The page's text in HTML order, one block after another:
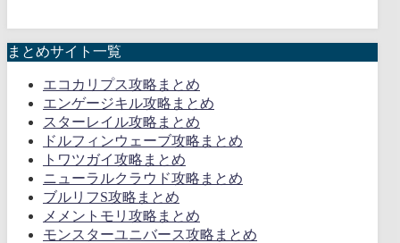
まとめサイト一覧
エコカリプス攻略まとめ
エンゲージキル攻略まとめ
スターレイル攻略まとめ
ドルフィンウェーブ攻略まとめ
トワツガイ攻略まとめ
ニューラルクラウド攻略まとめ
ブルリフS攻略まとめ
メメントモリ攻略まとめ
モンスターユニバース攻略まとめ